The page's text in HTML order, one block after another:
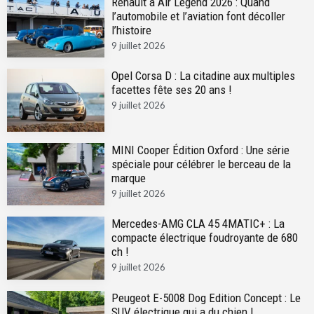
l’automobile et l’aviation font décoller
l’histoire
9 juillet 2026
Opel Corsa D : La citadine aux multiples
facettes fête ses 20 ans !
9 juillet 2026
MINI Cooper Édition Oxford : Une série
spéciale pour célébrer le berceau de la
marque
9 juillet 2026
Mercedes-AMG CLA 45 4MATIC+ : La
compacte électrique foudroyante de 680
ch !
9 juillet 2026
Peugeot E-5008 Dog Edition Concept : Le